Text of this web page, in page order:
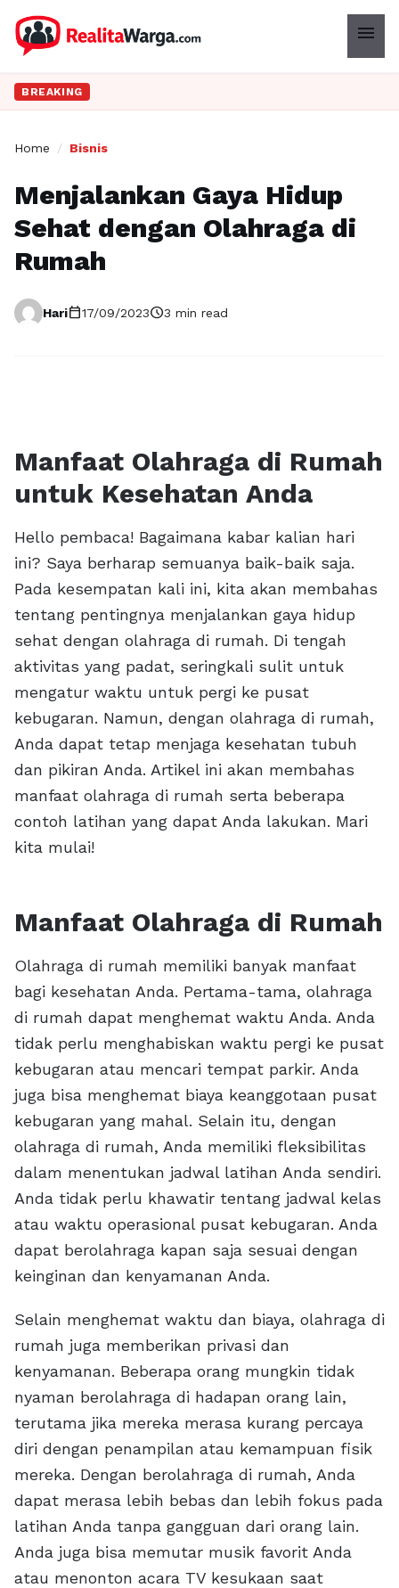
menu
BREAKING
Home / Bisnis
Menjalankan Gaya Hidup
Sehat dengan Olahraga di
Rumah
Haricalendar_today17/09/2023schedule3 min read
Manfaat Olahraga di Rumah
untuk Kesehatan Anda
Hello pembaca! Bagaimana kabar kalian hari
ini? Saya berharap semuanya baik-baik saja.
Pada kesempatan kali ini, kita akan membahas
tentang pentingnya menjalankan gaya hidup
sehat dengan olahraga di rumah. Di tengah
aktivitas yang padat, seringkali sulit untuk
mengatur waktu untuk pergi ke pusat
kebugaran. Namun, dengan olahraga di rumah,
Anda dapat tetap menjaga kesehatan tubuh
dan pikiran Anda. Artikel ini akan membahas
manfaat olahraga di rumah serta beberapa
contoh latihan yang dapat Anda lakukan. Mari
kita mulai!
Manfaat Olahraga di Rumah
Olahraga di rumah memiliki banyak manfaat
bagi kesehatan Anda. Pertama-tama, olahraga
di rumah dapat menghemat waktu Anda. Anda
tidak perlu menghabiskan waktu pergi ke pusat
kebugaran atau mencari tempat parkir. Anda
juga bisa menghemat biaya keanggotaan pusat
kebugaran yang mahal. Selain itu, dengan
olahraga di rumah, Anda memiliki fleksibilitas
dalam menentukan jadwal latihan Anda sendiri.
Anda tidak perlu khawatir tentang jadwal kelas
atau waktu operasional pusat kebugaran. Anda
dapat berolahraga kapan saja sesuai dengan
keinginan dan kenyamanan Anda.
Selain menghemat waktu dan biaya, olahraga di
rumah juga memberikan privasi dan
kenyamanan. Beberapa orang mungkin tidak
nyaman berolahraga di hadapan orang lain,
terutama jika mereka merasa kurang percaya
diri dengan penampilan atau kemampuan fisik
mereka. Dengan berolahraga di rumah, Anda
dapat merasa lebih bebas dan lebih fokus pada
latihan Anda tanpa gangguan dari orang lain.
Anda juga bisa memutar musik favorit Anda
atau menonton acara TV kesukaan saat